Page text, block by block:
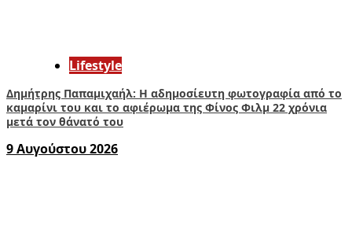
Lifestyle
Δημήτρης Παπαμιχαήλ: Η αδημοσίευτη φωτογραφία από το
καμαρίνι του και το αφιέρωμα της Φίνος Φιλμ 22 χρόνια
μετά τον θάνατό του
9 Αυγούστου 2026